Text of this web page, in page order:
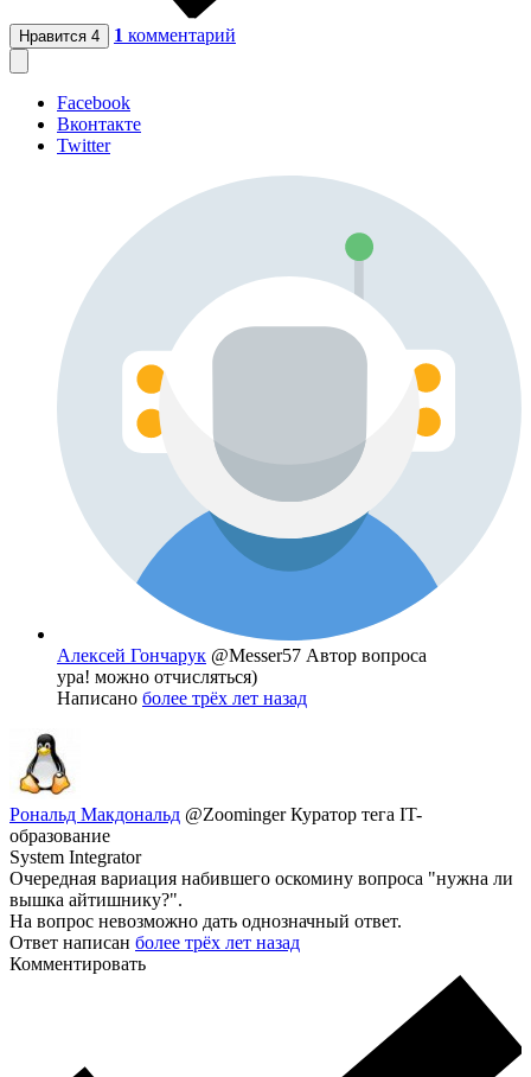
Нравится 4 1 комментарий
Facebook
Вконтакте
Twitter
Алексей Гончарук @Messer57 Автор вопроса
ура! можно отчисляться)
Написано более трёх лет назад
Рональд Макдональд @ZoomingerКуратор тега IT-
образование
System Integrator
Очередная вариация набившего оскомину вопроса "нужна ли
вышка айтишнику?".
На вопрос невозможно дать однозначный ответ.
Ответ написан более трёх лет назад
Комментировать